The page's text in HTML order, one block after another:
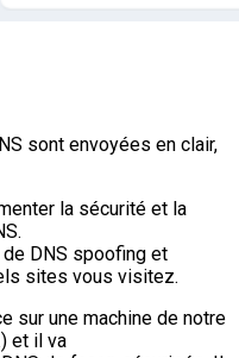
sont envoyées en clair,
la sécurité et la
de DNS spoofing et
sites vous visitez.
sur une machine de notre
et il va